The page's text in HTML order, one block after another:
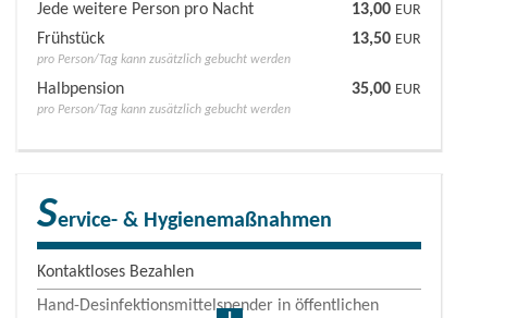
Jede weitere Person pro Nacht 13,00 EUR
Frühstück 13,50 EUR
pro Person/Tag kann zusätzlich gebucht werden
Halbpension 35,00 EUR
pro Person/Tag kann zusätzlich gebucht werden
Service- & Hygienemaßnahmen
Kontaktloses Bezahlen
Hand-Desinfektionsmittelspender in öffentlichen